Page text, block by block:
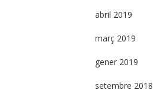
abril 2019
març 2019
gener 2019
setembre 2018